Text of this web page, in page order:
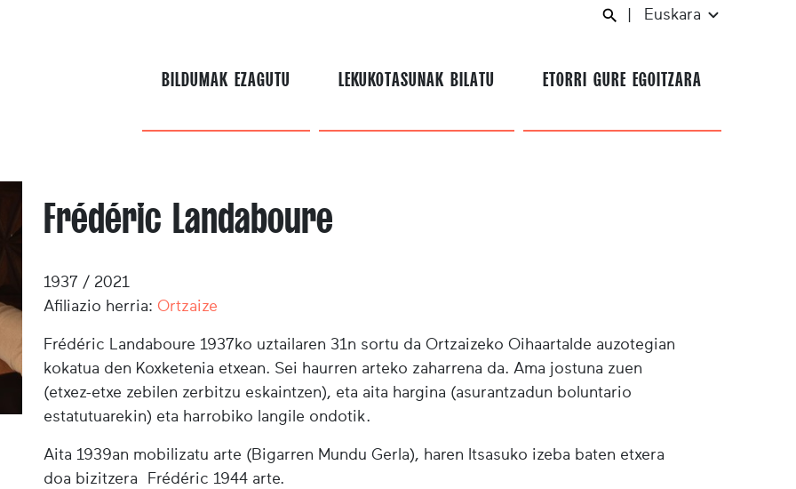
Euskara
BILDUMAK EZAGUTU LEKUKOTASUNAK BILATU ETORRI GURE EGOITZARA
Frédéric Landaboure
1937 / 2021
Afiliazio herria:Ortzaize
Frédéric Landaboure 1937ko uztailaren 31n sortu da Ortzaizeko Oihaartalde auzotegian
kokatua den Koxketenia etxean. Sei haurren arteko zaharrena da. Ama jostuna zuen
(etxez-etxe zebilen zerbitzu eskaintzen), eta aita hargina (asurantzadun boluntario
estatutuarekin) eta harrobiko langile ondotik.
Aita 1939an mobilizatu arte (Bigarren Mundu Gerla), haren Itsasuko izeba baten etxera
doa bizitzera Frédéric 1944 arte.